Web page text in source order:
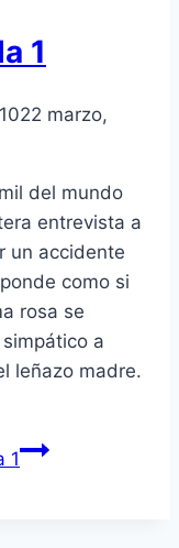
1
22 marzo,
del mundo
entrevista a
un accidente
como si
rosa se
a
leñazo madre.
1